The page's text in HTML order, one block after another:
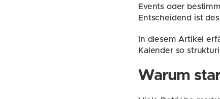
Events oder
Entscheidend ist
In diesem Artikel
Kalender so
Warum